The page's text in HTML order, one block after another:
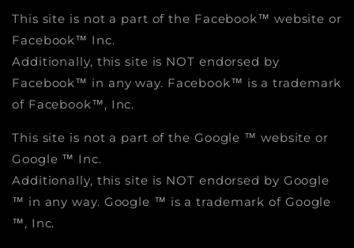
This site is not a part of the Facebook™ website or
Facebook™ Inc.
Additionally, this site is NOT endorsed by
Facebook™ in any way. Facebook™ is a trademark
of Facebook™, Inc.
This site is not a part of the Google ™ website or
Google ™ Inc.
Additionally, this site is NOT endorsed by Google
™ in any way. Google ™ is a trademark of Google
™, Inc.